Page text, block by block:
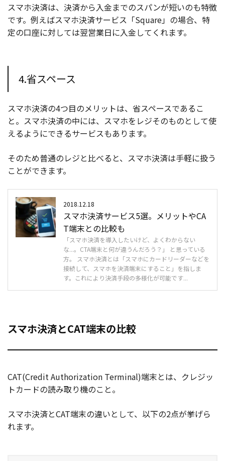
スマホ決済は、決済から入金までのスパンが短いのも特徴
です。例えばスマホ決済サービス「Square」の場合、特
定の口座に対しては翌営業日に入金してくれます。
4.省スペース
スマホ決済の4つ目のメリットは、省スペースであるこ
と。スマホ決済の中には、スマホをレジそのものとして使
えるようにできるサービスもあります。
そのため普通のレジと比べると、スマホ決済は手軽に扱う
ことができます。
2018.12.18
スマホ決済サービス5選。メリットやCA
T端末との比較も
「スマホ決済を導入したいけど、よくわからない
な...。CTA端末と何が違うんだろう？」 と思っている
方。 スマホ決済とは「スマホにカードリーダーなどを
接続して、スマホを決済端末にすること」を指しま
す。これにより決済手段の多様化が可能です...
スマホ決済とCAT端末の比較
CAT(Credit Authorization Terminal)端末とは、クレジッ
トカードの読み取り機のこと。
スマホ決済とCAT端末の違いとして、以下の2点が挙げら
れます。